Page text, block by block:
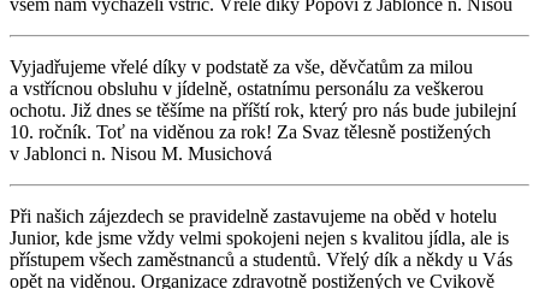
všem nám vycházeli vstříc. Vřelé díky Popovi z Jablonce n. Nisou
Vyjadřujeme vřelé díky v podstatě za vše, děvčatům za milou
a vstřícnou obsluhu v jídelně, ostatnímu personálu za veškerou
ochotu. Již dnes se těšíme na příští rok, který pro nás bude jubilejní
10. ročník. Toť na viděnou za rok! Za Svaz tělesně postižených
v Jablonci n. Nisou M. Musichová
Při našich zájezdech se pravidelně zastavujeme na oběd v hotelu
Junior, kde jsme vždy velmi spokojeni nejen s kvalitou jídla, ale is
přístupem všech zaměstnanců a studentů. Vřelý dík a někdy u Vás
opět na viděnou. Organizace zdravotně postižených ve Cvikově